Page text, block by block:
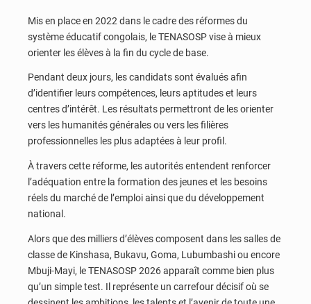
Mis en place en 2022 dans le cadre des réformes du
système éducatif congolais, le TENASOSP vise à mieux
orienter les élèves à la fin du cycle de base.
Pendant deux jours, les candidats sont évalués afin
d’identifier leurs compétences, leurs aptitudes et leurs
centres d’intérêt. Les résultats permettront de les orienter
vers les humanités générales ou vers les filières
professionnelles les plus adaptées à leur profil.
À travers cette réforme, les autorités entendent renforcer
l’adéquation entre la formation des jeunes et les besoins
réels du marché de l’emploi ainsi que du développement
national.
Alors que des milliers d’élèves composent dans les salles de
classe de Kinshasa, Bukavu, Goma, Lubumbashi ou encore
Mbuji-Mayi, le TENASOSP 2026 apparaît comme bien plus
qu’un simple test. Il représente un carrefour décisif où se